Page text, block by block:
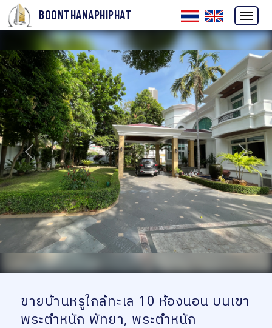
BOONTHANAPHIPHAT
ก่อนหน้า ถัดไป
ขายบ้านหรูใกล้ทะเล 10 ห้องนอน บนเขา
พระตำหนัก พัทยา, พระตำหนัก